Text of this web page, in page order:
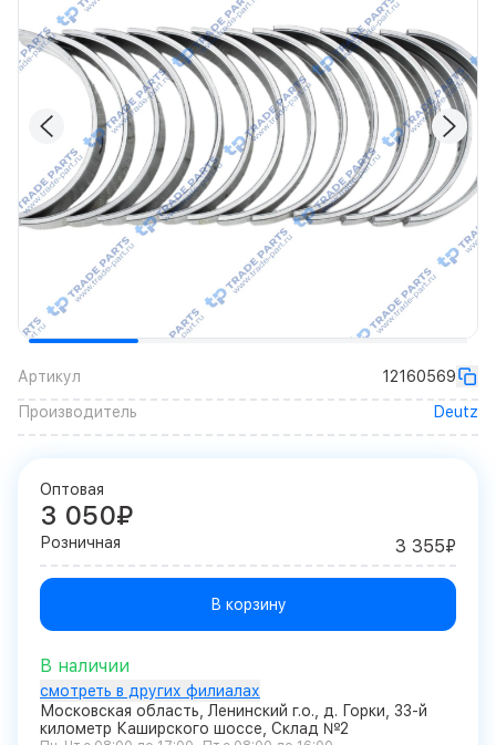
Артикул
12160569
Производитель
Deutz
Оптовая
3 050₽
Розничная 3 355₽
В корзину
В наличии
смотреть в других филиалах
Московская область, Ленинский г.о., д. Горки, 33-й
километр Каширского шоссе, Склад №2